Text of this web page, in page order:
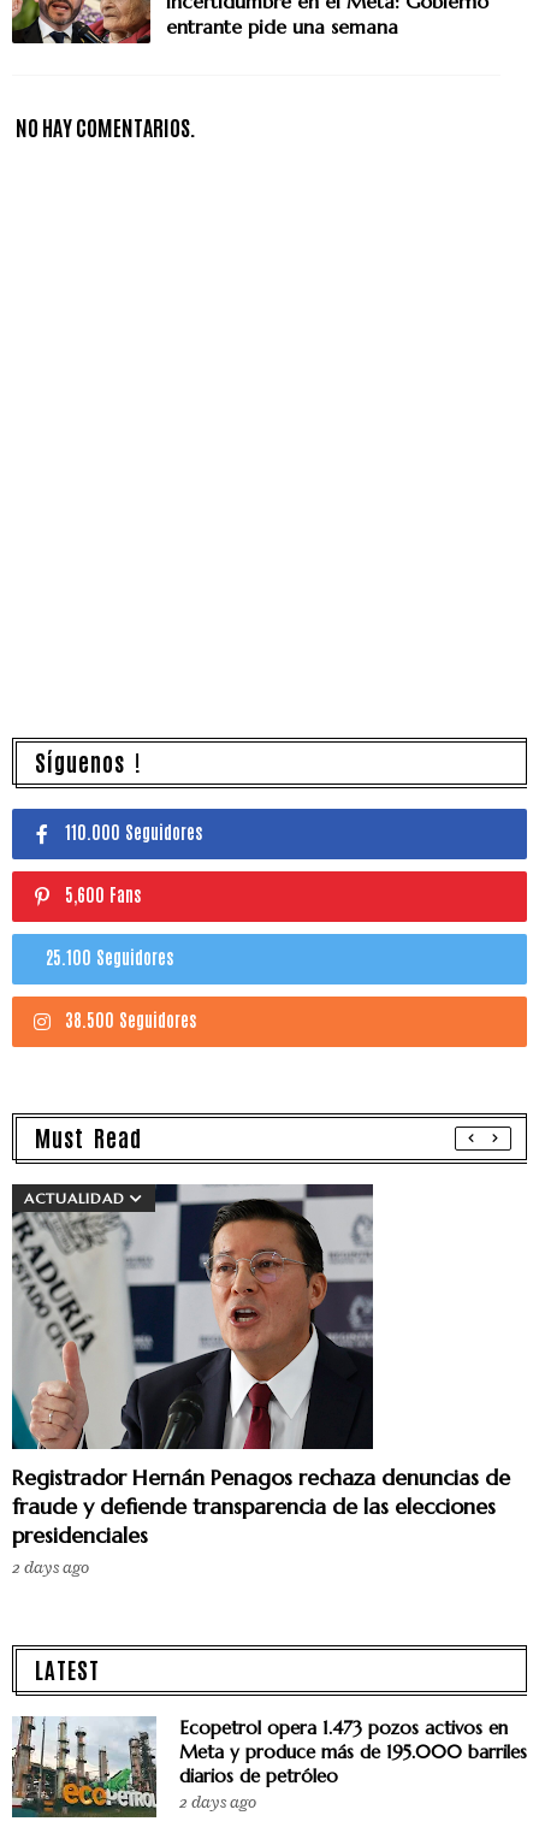
entrante pide una semana
NO HAY COMENTARIOS.
Síguenos !
110.000 Seguidores
5,600 Fans
25.100 Seguidores
38.500 Seguidores
Must Read
ACTUALIDAD
Registrador Hernán Penagos rechaza denuncias de
fraude y defiende transparencia de las elecciones
presidenciales
2 days ago
LATEST
Ecopetrol opera 1.473 pozos activos en
Meta y produce más de 195.000 barriles
diarios de petróleo
2 days ago